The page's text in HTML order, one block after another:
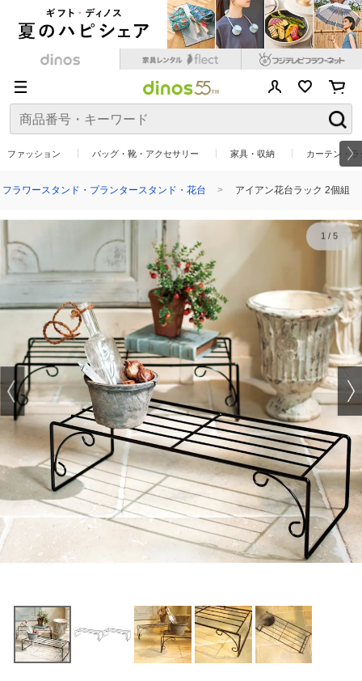
ファッション バッグ・靴・アクセサリー 家具・収納 カーテン・
フラワースタンド・プランタースタンド・花台 アイアン花台ラック 2個組
1/ 5